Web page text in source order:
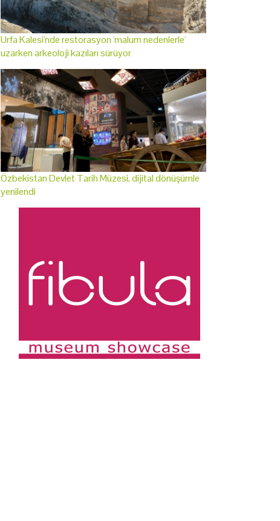
Urfa Kalesi'nde restorasyon 'malum nedenlerle'
uzarken arkeoloji kazıları sürüyor
Özbekistan Devlet Tarih Müzesi, dijital dönüşümle
yenilendi